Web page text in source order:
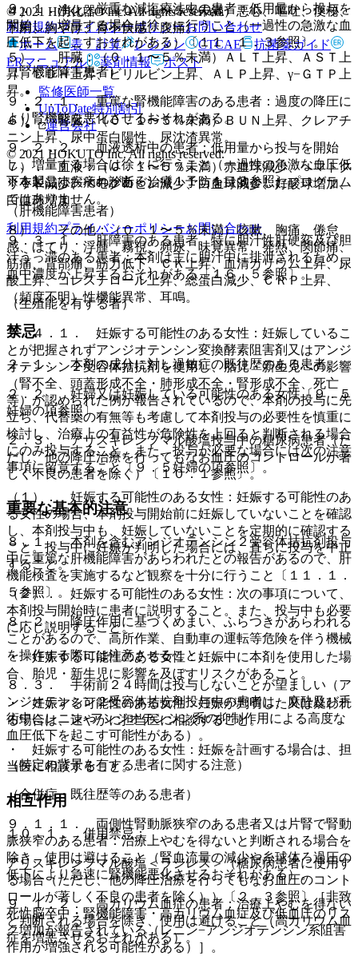
９．１．４． 厳重な減塩療法中の患者：低用量から投与を
開始し、増量する場合は徐々に行うこと（一過性の急激な血
圧低下を起こすおそれがある）〔１１．１．３参照〕。
（腎機能障害患者）
９．２．１． 重篤な腎機能障害のある患者：過度の降圧に
より腎機能を悪化させるおそれがある。
９．２．２． 血液透析中の患者：低用量から投与を開始
し、増量する場合は徐々に行うこと（一過性の急激な血圧低
下を起こすおそれがある）〔１１．１．３参照〕。
（肝機能障害患者）
９．３．１． 肝障害のある患者、特に胆汁性肝硬変及び胆
汁うっ滞のある患者：本剤は主に胆汁中に排泄されるため、
血中濃度が上昇するおそれがある〔１６．５参照〕。
（生殖能を有する者）
９．４．１． 妊娠する可能性のある女性：妊娠しているこ
とが把握されずアンジオテンシン変換酵素阻害剤又はアンジ
オテンシン２受容体拮抗剤を使用し、胎児・新生児への影響
（腎不全、頭蓋形成不全・肺形成不全・腎形成不全、死亡
等）が認められた例が報告されているので、本剤の投与に先
立ち、代替薬の有無等も考慮して本剤投与の必要性を慎重に
検討し、治療上の有益性が危険性を上回ると判断される場合
にのみ投与すること。また、投与が必要な場合には次の注意
事項に留意すること〔９．５妊婦の項参照〕。
（１）． 妊娠する可能性のある女性：妊娠する可能性のあ
る女性の場合、本剤投与開始前に妊娠していないことを確認
し、本剤投与中も、妊娠していないことを定期的に確認する
こと。投与中に妊娠が判明した場合には、直ちに投与を中止
すること。
（２）． 妊娠する可能性のある女性：次の事項について、
本剤投与開始時に患者に説明すること。また、投与中も必要
に応じ説明すること。
・ 妊娠する可能性のある女性：妊娠中に本剤を使用した場
合、胎児・新生児に影響を及ぼすリスクがあること。
・ 妊娠する可能性のある女性：妊娠が判明した又は疑われ
る場合は、速やかに担当医に相談すること。
・ 妊娠する可能性のある女性：妊娠を計画する場合は、担
当医に相談すること。
相互作用
１０．１． 併用禁忌：
アリスキレンフマル酸塩＜ラジレス＞（糖尿病患者に使用す
る場合（ただし、他の降圧治療を行ってもなお血圧のコント
ロールが著しく不良の患者を除く））〔２．３参照〕［非致
死性脳卒中・腎機能障害・高カリウム血症及び低血圧のリス
ク増加が報告されている（レニン−アンジオテンシン系阻害
作用が増強される可能性がある）］。
４）． 消化器：（０．１〜５％未満）悪心、嘔吐、便秘、
下痢、胸やけ、胃不快感、腹痛。
５）． 肝臓：（０．１〜５％未満）ＡＬＴ上昇、ＡＳＴ上
昇、ＬＤＨ上昇、ビリルビン上昇、ＡＬＰ上昇、γ−ＧＴＰ上
昇。
６）． 腎臓：（０．１〜５％未満）ＢＵＮ上昇、クレアチ
ニン上昇、尿中蛋白陽性、尿沈渣異常。
７）． 血液：（０．１〜５％未満）赤血球減少、ヘマトク
リット減少、ヘモグロビン減少、白血球減少、好酸球増加、
白血球増加。
８）． その他：（０．１〜５％未満）咳嗽、胸痛、倦怠
感、ほてり、浮腫、霧視、頻尿、味覚異常、発熱、関節痛、
筋痛、背部痛、筋力低下、ＣＫ上昇、血清カリウム上昇、尿
酸上昇、コレステロール上昇、総蛋白減少、ＣＲＰ上昇、
（頻度不明）性機能異常、耳鳴。
禁忌
２．１． 本剤の成分に対し過敏症の既往歴のある患者。
２．２． 妊婦又は妊娠している可能性のある女性〔９．５
妊婦の項参照〕。
２．３． アリスキレンフマル酸塩投与中の糖尿病患者（た
だし、他の降圧治療を行ってもなお血圧のコントロールが著
しく不良の患者を除く）〔１０．１参照〕。
重要な基本的注意
８．１． 本剤を含むアンジオテンシン２受容体拮抗剤投与
中に重篤な肝機能障害があらわれたとの報告があるので、肝
機能検査を実施するなど観察を十分に行うこと〔１１．１．
５参照〕。
８．２． 降圧作用に基づくめまい、ふらつきがあらわれる
ことがあるので、高所作業、自動車の運転等危険を伴う機械
を操作する際には注意させること。
８．３． 手術前２４時間は投与しないことが望ましい（ア
ンジオテンシン２受容体拮抗剤投与中の患者は、麻酔及び手
術中にレニン−アンジオテンシン系の抑制作用による高度な
血圧低下を起こす可能性がある）。
（特定の背景を有する患者に関する注意）
（合併症・既往歴等のある患者）
９．１．１． 両側性腎動脈狭窄のある患者又は片腎で腎動
脈狭窄のある患者：治療上やむを得ないと判断される場合を
除き、使用は避けること（腎血流量の減少や糸球体ろ過圧の
低下により急速に腎機能悪化させるおそれがある）。
９．１．２． 高カリウム血症の患者：治療上やむを得ない
と判断される場合を除き、使用は避けること（高カリウム血
症を増悪させるおそれがある）。
© 2021 HOKUTO Inc. All rights reserved.
利用規約プライバシーポリシーお問い合わせ
ホーム
表・計算 レジメン CTCAE
抗菌薬ガイド
ERマニュアル
薬剤情報 ポスト
監修医師一覧
UpToDate特別割引
運営会社
© 2021 HOKUTO Inc. All rights reserved.
※本製品は疾病の診断・治療・予防を目的としたプログラム
ではありません。
利用規約プライバシーポリシーお問い合わせ